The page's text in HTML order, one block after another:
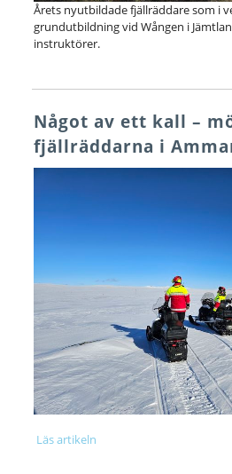
Årets nyutbildade fjällräddare som i
grundutbildning vid Wången i
instruktörer.
Något av ett kall –
fjällräddarna i
Läs artikeln